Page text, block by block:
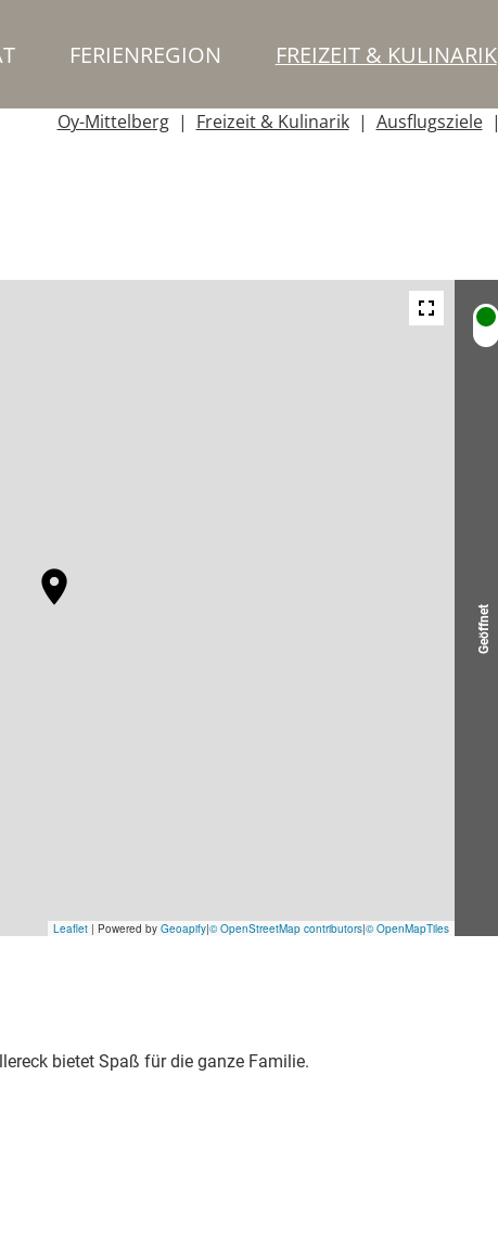
FERIENREGION FREIZEIT & KULINARIK
Oy-Mittelberg
Freizeit & Kulinarik Ausflugsziele
Geöffnet
bietet Spaß für die ganze Familie.